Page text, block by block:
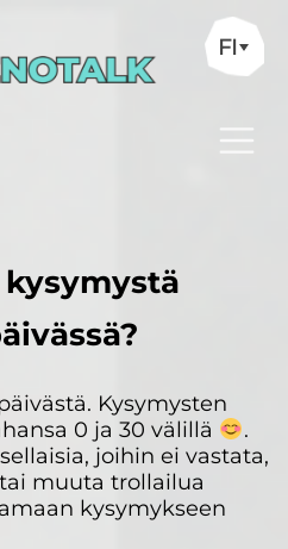
FI
Kysymysten
0 ja 30 välillä
.
joihin ei vastata,
muuta trollailua
kysymykseen